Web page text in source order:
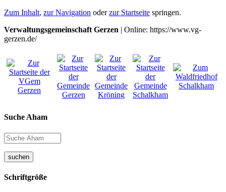
Zum Inhalt, zur Navigation oderzur Startseite springen.
Verwaltungsgemeinschaft Gerzen | Online: https://www.vg-
gerzen.de/
Suche Aham
suchen
Schriftgröße